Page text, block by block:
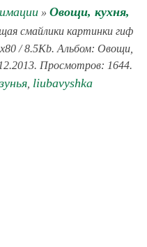
» Овощи, кухня,
смайлики картинки гиф
/ 8.5Kb. Альбом: Овощи,
Просмотров: 1644.
liubavyshka